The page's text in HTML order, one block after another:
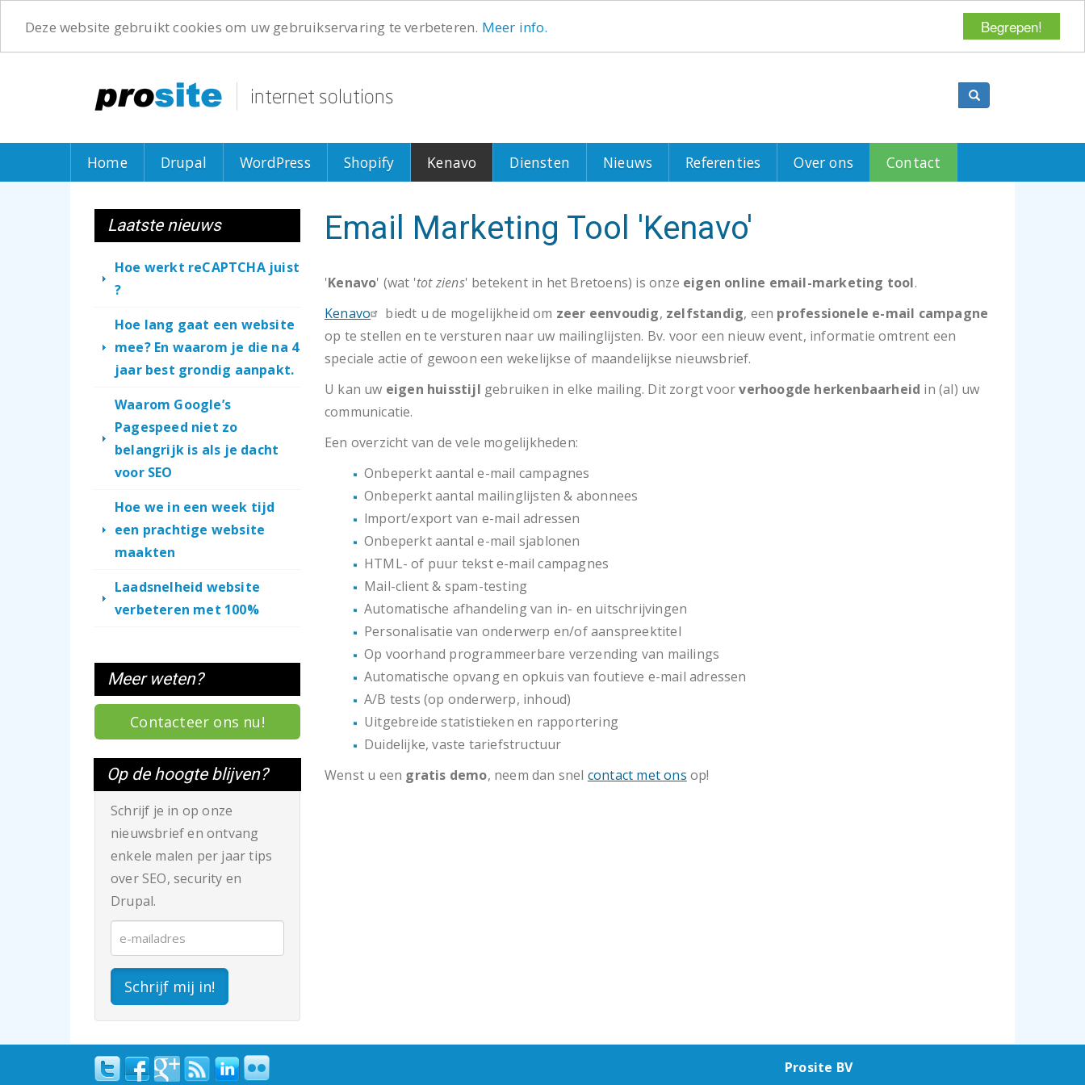
Begrepen!
Deze website gebruikt cookies om uw gebruikservaring te verbeteren. Meer info.
inhoud
Search
Home Drupal WordPress Shopify Kenavo Diensten Nieuws Referenties Over ons Contact
Email Marketing Tool 'Kenavo'
'Kenavo' (wat 'tot ziens' betekent in het Bretoens) is onze eigen online email-marketing tool.
Kenavo
biedt u de mogelijkheid om zeer eenvoudig, zelfstandig, een professionele e-mail campagne
op te stellen en te versturen naar uw mailinglijsten. Bv. voor een nieuw event, informatie omtrent een
speciale actie of gewoon een wekelijkse of maandelijkse nieuwsbrief.
U kan uw eigen huisstijl gebruiken in elke mailing. Dit zorgt voorverhoogde herkenbaarheid in (al) uw
communicatie.
Een overzicht van de vele mogelijkheden:
Onbeperkt aantal e-mail campagnes
Onbeperkt aantal mailinglijsten & abonnees
lmport/export van e-mail adressen
Onbeperkt aantal e-mail sjablonen
HTML- of puur tekst e-mail campagnes
Mail-client & spam-testing
Automatische afhandeling van in- en uitschrijvingen
Personalisatie van onderwerp en/of aanspreektitel
Op voorhand programmeerbare verzending van mailings
Automatische opvang en opkuis van foutieve e-mail adressen
A/B tests (op onderwerp, inhoud)
Uitgebreide statistieken en rapportering
Duidelijke, vaste tariefstructuur
Wenst u een gratis demo, neem dan snel contact met ons op!
Laatste nieuws
Hoe werkt reCAPTCHA juist
?
Hoe lang gaat een website
mee? En waarom je die na 4
jaar best grondig aanpakt.
Waarom Google’s
Pagespeed niet zo
belangrijk is als je dacht
voor SEO
Hoe we in een week tijd
een prachtige website
maakten
Laadsnelheid website
verbeteren met 100%
Meer weten?
Contacteer ons nu!
Op de hoogte blijven?
Schrijf je in op onze
nieuwsbrief en ontvang
enkele malen per jaar tips
over SEO, security en
Drupal.
Schrijf mij in!
Prosite BV